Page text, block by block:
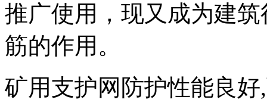
推广使用，现又成为建
筋的作用。
矿用支护网防护性能良